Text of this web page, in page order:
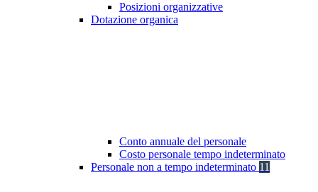
Posizioni organizzative
Dotazione organica
Conto annuale del personale
Costo personale tempo indeterminato
Personale non a tempo indeterminato 11